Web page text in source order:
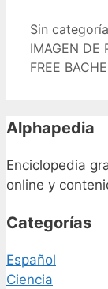
Categorías
Sin categoría
IMAGEN DE
FREE
Alphapedia
Enciclopedia
online y
Categorías
Español
Ciencia